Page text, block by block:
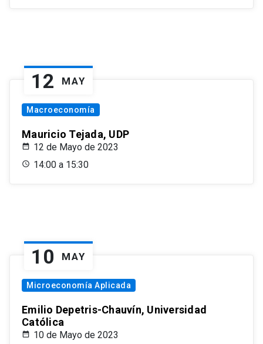
12 MAY
Macroeconomía
Mauricio Tejada, UDP
12 de Mayo de 2023
14:00 a 15:30
10 MAY
Microeconomía Aplicada
Emilio Depetris-Chauvín, Universidad
Católica
10 de Mayo de 2023